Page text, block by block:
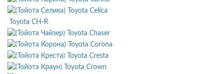
Toyota Celica
Toyota CH-R
Toyota Chaser
Toyota Corona
Toyota Cresta
Toyota Crown